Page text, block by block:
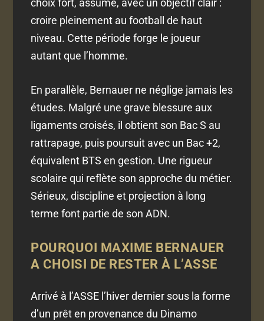
croire pleinement au football de haut
niveau. Cette période forge le joueur
autant que l’homme.
En parallèle, Bernauer ne néglige jamais les
études. Malgré une grave blessure aux
ligaments croisés, il obtient son Bac S au
rattrapage, puis poursuit avec un Bac +2,
équivalent BTS en gestion. Une rigueur
scolaire qui reflète son approche du métier.
Sérieux, discipline et projection à long
terme font partie de son ADN.
POURQUOI MAXIME BERNAUER
A CHOISI DE RESTER À L’ASSE
Arrivé à l’ASSE l’hiver dernier sous la forme
d’un prêt en provenance du Dinamo